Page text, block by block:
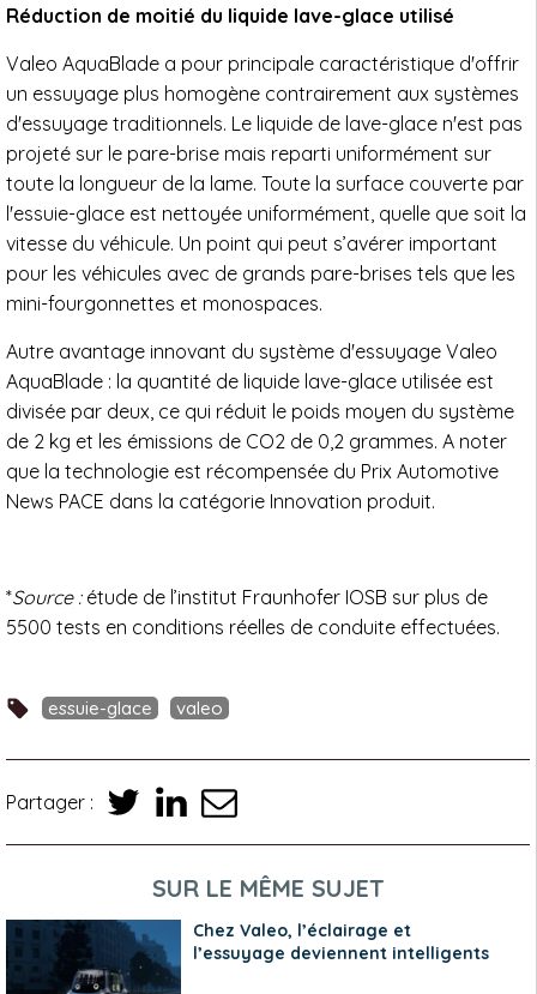
Réduction de moitié du liquide lave-glace utilisé
Valeo AquaBlade a pour principale caractéristique d'offrir
un essuyage plus homogène contrairement aux systèmes
d'essuyage traditionnels. Le liquide de lave-glace n'est pas
projeté sur le pare-brise mais reparti uniformément sur
toute la longueur de la lame. Toute la surface couverte par
l'essuie-glace est nettoyée uniformément, quelle que soit la
vitesse du véhicule. Un point qui peut s’avérer important
pour les véhicules avec de grands pare-brises tels que les
mini-fourgonnettes et monospaces.
Autre avantage innovant du système d'essuyage Valeo
AquaBlade : la quantité de liquide lave-glace utilisée est
divisée par deux, ce qui réduit le poids moyen du système
de 2 kg et les émissions de CO2 de 0,2 grammes. A noter
que la technologie est récompensée du Prix Automotive
News PACE dans la catégorie Innovation produit.
*Source :étude de l’institut Fraunhofer IOSB sur plus de
5500 tests en conditions réelles de conduite effectuées.
essuie-glace valeo
Partager :
SUR LE MÊME SUJET
Chez Valeo, l’éclairage et
l’essuyage deviennent intelligents